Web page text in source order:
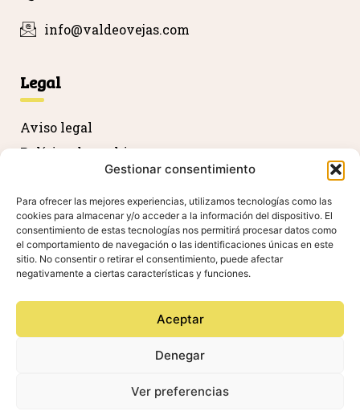
Gestionar consentimiento
Para ofrecer las mejores experiencias, utilizamos tecnologías como las
cookies para almacenar y/o acceder a la información del dispositivo. El
consentimiento de estas tecnologías nos permitirá procesar datos como
el comportamiento de navegación o las identificaciones únicas en este
sitio. No consentir o retirar el consentimiento, puede afectar
negativamente a ciertas características y funciones.
Aceptar
Denegar
Ver preferencias
info@valdeovejas.com
Legal
Aviso legal
Política de cookies
Política de privacidad
Devolución y reembolso
Declaración de accesibilidad
Agradecimientos